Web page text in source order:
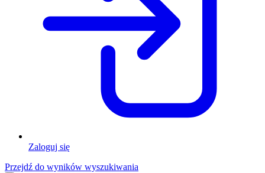
Zaloguj się
Przejdź do wyników wyszukiwania